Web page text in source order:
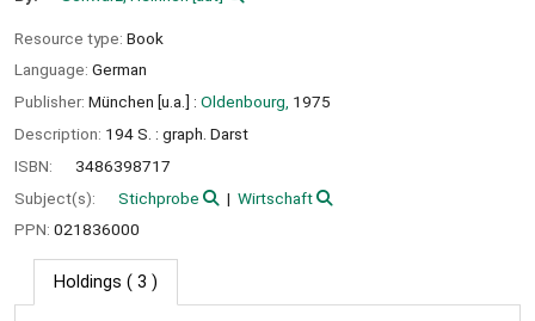
Resource type: Book
Language: German
Publisher: München [u.a.] : Oldenbourg, 1975
Description: 194 S. : graph. Darst
ISBN:
3486398717
Subject(s):
Stichprobe
Wirtschaft
PPN: 021836000
Holdings ( 3 )